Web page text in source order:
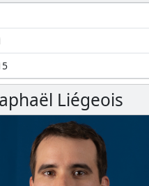
Liégeois